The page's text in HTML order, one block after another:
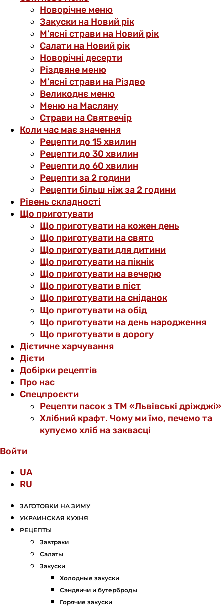
Новорічне меню
Закуски на Новий рік
М’ясні страви на Новий рік
Салати на Новий рік
Новорічні десерти
Різдвяне меню
М’ясні страви на Різдво
Великоднє меню
Меню на Масляну
Страви на Святвечір
Коли час має значення
Рецепти до 15 хвилин
Рецепти до 30 хвилин
Рецепти до 60 хвилин
Рецепти за 2 години
Рецепти більш ніж за 2 години
Рівень складності
Що приготувати
Що приготувати на кожен день
Що приготувати на свято
Що приготувати для дитини
Що приготувати на пікнік
Що приготувати на вечерю
Що приготувати в піст
Що приготувати на сніданок
Що приготувати на обід
Що приготувати на день народження
Що приготувати в дорогу
Дієтичне харчування
Дієти
Добірки рецептів
Про нас
Спецпроєкти
Рецепти пасок з ТМ «Львівські дріжджі»
Хлібний крафт. Чому ми їмо, печемо та
купуємо хліб на заквасці
Войти
UA
RU
ЗАГОТОВКИ НА ЗИМУ
УКРАИНСКАЯ КУХНЯ
РЕЦЕПТЫ
Завтраки
Салаты
Закуски
Холодные закуски
Сэндвичи и бутерброды
Горячие закуски